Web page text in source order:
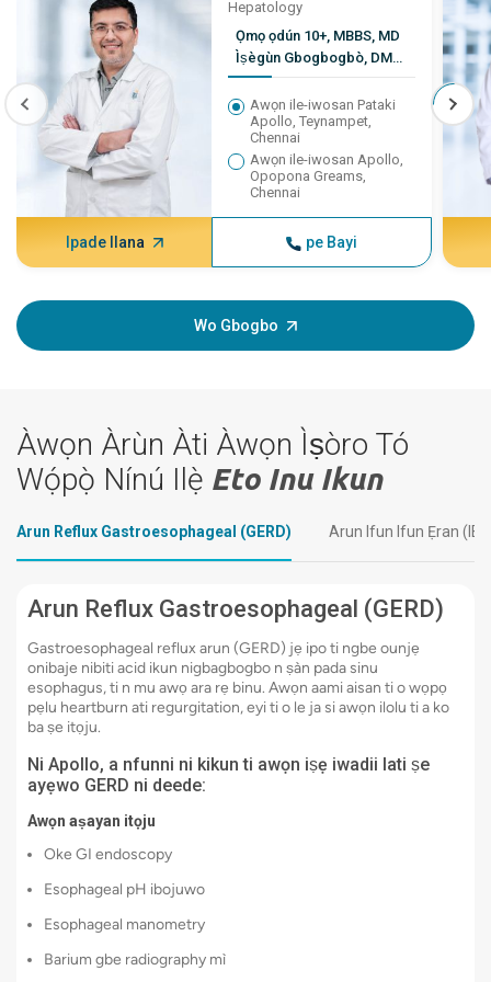
Hepatology
Ọmọ ọdún 10+, MBBS, MD
Ìṣègùn Gbogbogbò, DM
Ìṣègùn Gastroenterology
Awọn ile-iwosan Pataki
Apollo, Teynampet,
Chennai
Awọn ile-iwosan Apollo,
Opopona Greams,
Chennai
Ipade Ilana pe Bayi
Wo Gbogbo
Àwọn Àrùn Àti Àwọn Ìṣòro Tó
Wọ́pọ̀ Nínú Ilẹ̀ Eto Inu Ikun
Arun Reflux Gastroesophageal (GERD) Arun Ifun Ifun Ẹran
Arun Reflux Gastroesophageal (GERD)
Gastroesophageal reflux arun (GERD) jẹ ipo ti ngbe ounjẹ
onibaje nibiti acid ikun nigbagbogbo n ṣàn pada sinu
esophagus, ti n mu awọ ara rẹ binu. Awọn aami aisan ti o wọpọ
pẹlu heartburn ati regurgitation, eyi ti o le ja si awọn ilolu ti a ko
ba ṣe itọju.
Ni Apollo, a nfunni ni kikun ti awọn iṣẹ iwadii lati ṣe
ayẹwo GERD ni deede:
Awọn aṣayan itọju
Oke GI endoscopy
Esophageal pH ibojuwo
Esophageal manometry
Barium gbe radiography mì